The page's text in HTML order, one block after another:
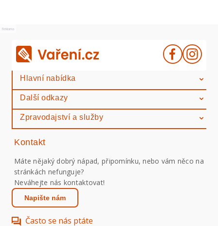
Reklama
Hlavní nabídka
Další odkazy
Zpravodajství a služby
Kontakt
Máte nějaký dobrý nápad, připomínku, nebo vám něco na
stránkách nefunguje?
Neváhejte nás kontaktovat!
Napište nám
Často se nás ptáte